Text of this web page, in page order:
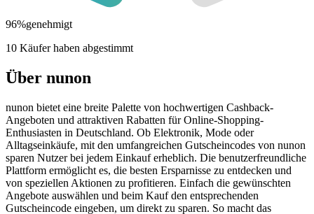
96%genehmigt
10 Käufer haben abgestimmt
Über nunon
nunon bietet eine breite Palette von hochwertigen Cashback-
Angeboten und attraktiven Rabatten für Online-Shopping-
Enthusiasten in Deutschland. Ob Elektronik, Mode oder
Alltagseinkäufe, mit den umfangreichen Gutscheincodes von nunon
sparen Nutzer bei jedem Einkauf erheblich. Die benutzerfreundliche
Plattform ermöglicht es, die besten Ersparnisse zu entdecken und
von speziellen Aktionen zu profitieren. Einfach die gewünschten
Angebote auswählen und beim Kauf den entsprechenden
Gutscheincode eingeben, um direkt zu sparen. So macht das